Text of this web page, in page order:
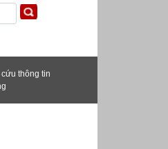
cứu thông tin